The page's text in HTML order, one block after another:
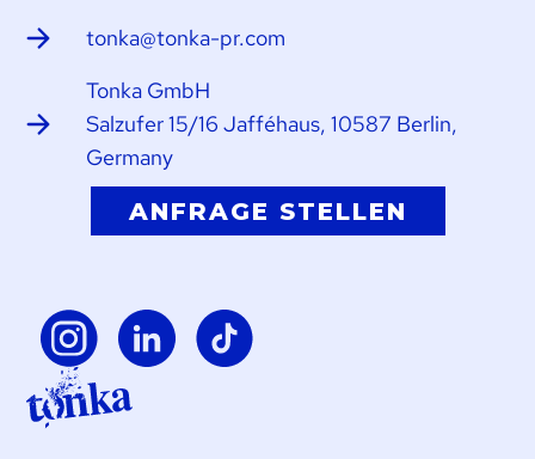
tonka@tonka-pr.com
Tonka GmbH
Salzufer 15/16 Jafféhaus, 10587 Berlin,
Germany
ANFRAGE STELLEN